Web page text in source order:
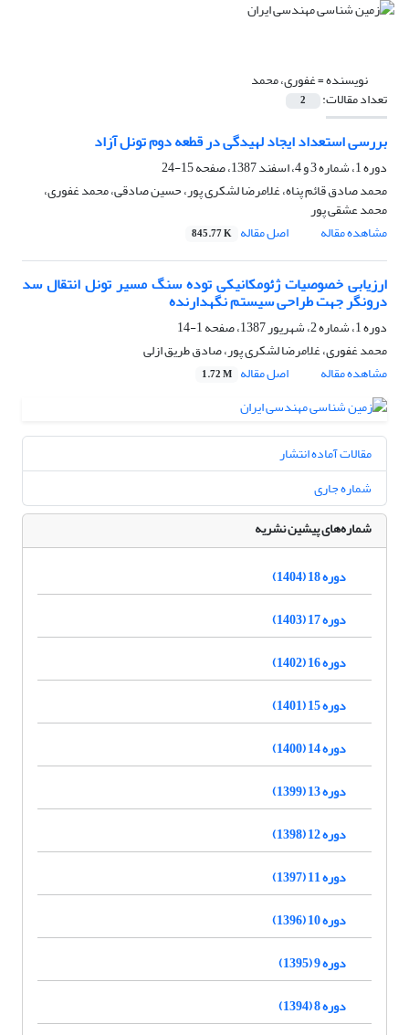
نویسنده =غفوری، محمد
تعداد مقالات: 2
بررسی استعداد ایجاد لهیدگی در قطعه دوم تونل آزاد
دوره 1، شماره 3 و 4، اسفند 1387، صفحه
15-24
محمد صادق قائم پناه، غلامرضا لشکری پور، حسین صادقی، محمد غفوری،
محمد عشقی پور
مشاهده مقاله
اصل مقاله 845.77 K
ارزیابی خصوصیات ژئومکانیکی توده‌ سنگ مسیر تونل انتقال سد
درونگر جهت طراحی سیستم نگهدارنده
دوره 1، شماره 2، شهریور 1387، صفحه
1-14
محمد غفوری، غلامرضا لشکری پور، صادق طریق ازلی
مشاهده مقاله
اصل مقاله 1.72 M
مقالات آماده انتشار
شماره جاری
شماره‌های پیشین نشریه
دوره 18 (1404)
دوره 17 (1403)
دوره 16 (1402)
دوره 15 (1401)
دوره 14 (1400)
دوره 13 (1399)
دوره 12 (1398)
دوره 11 (1397)
دوره 10 (1396)
دوره 9 (1395)
دوره 8 (1394)